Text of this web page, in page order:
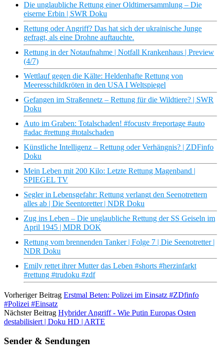
Die unglaubliche Rettung einer Oldtimersammlung – Die
eiserne Erbin | SWR Doku
Rettung oder Angriff? Das hat sich der ukrainische Junge
gefragt, als eine Drohne auftauchte.
Rettung in der Notaufnahme | Notfall Krankenhaus | Preview
(4/7)
Wettlauf gegen die Kälte: Heldenhafte Rettung von
Meeresschildkröten in den USA I Weltspiegel
Gefangen im Straßennetz – Rettung für die Wildtiere? | SWR
Doku
Auto im Graben: Totalschaden! #focustv #reportage #auto
#adac #rettung #totalschaden
Künstliche Intelligenz – Rettung oder Verhängnis? | ZDFinfo
Doku
Mein Leben mit 200 Kilo: Letzte Rettung Magenband |
SPIEGEL TV
Segler in Lebensgefahr: Rettung verlangt den Seenotrettern
alles ab | Die Seentoretter | NDR Doku
Zug ins Leben – Die unglaubliche Rettung der SS Geiseln im
April 1945 | MDR DOK
Rettung vom brennenden Tanker | Folge 7 | Die Seenotretter |
NDR Doku
Emily rettet ihrer Mutter das Leben #shorts #herzinfarkt
#rettung #trudoku #zdf
Vorheriger Beitrag Erstmal Beten: Polizei im Einsatz #ZDfinfo
#Polizei #Einsatz
Nächster Beitrag Hybrider Angriff - Wie Putin Europas Osten
destabilisiert | Doku HD | ARTE
Sender & Sendungen